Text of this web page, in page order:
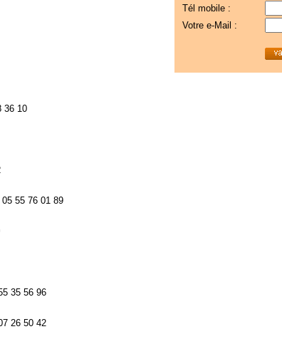
36 10
55 76 01 89
35 56 96
26 50 42
Tél mobile :
Votre e-Mail :